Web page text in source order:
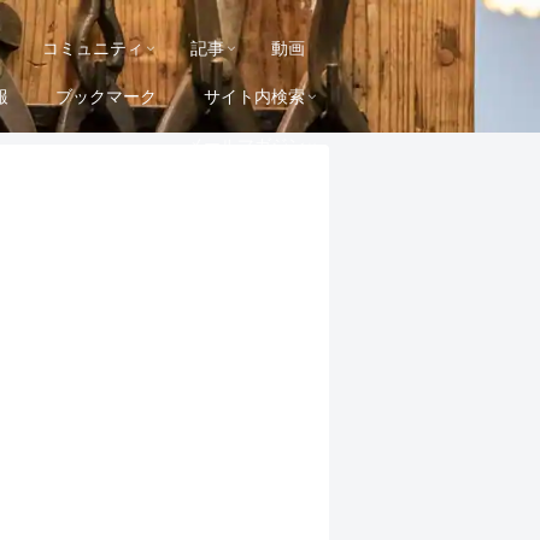
コミュニティ 記事 動画
ブックマーク サイト内検索